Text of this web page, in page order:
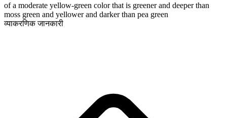
of a moderate yellow-green color that is greener and deeper than
moss green and yellower and darker than pea green
व्याकरणिक जानकारी